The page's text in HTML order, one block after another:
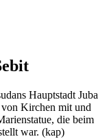
Hauptstadt Juba
Kirchen mit und
die beim
war. (kap)